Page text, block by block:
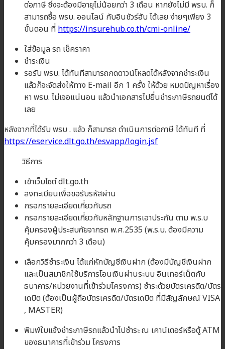
ต่อภาษี ซึ่งจะต้องมีอายุไม่น้อยกว่า 3 เดือน หากยังไม่มี พรบ. ก็
สามารถซื้อ พรบ. ออนไลน์ กับอินชัวร์ฮับ ได้เลย ง่ายๆเพียง 3
ขั้นตอน ที่ https://insurehub.co.th/cmi-online/
ใส่ข้อมูล รถ เช็คราคา
ชำระเงิน
รอรับ พรบ. ได้ทันทีสามารถกดดาวน์โหลดได้หลังจากชำระเงิน
แล้วก็จะจัดส่งให้ทาง E-mail อีก 1 ครั้ง ให้ด้วย หมดปัญหาเรื่อง
หา พรบ. ไม่เจอแน่นอน แล้วนำเอกสารไปยื่นชำระภาษีรถยนต์ได้
เลย
หลังจากที่ได้รับ พรบ . แล้ว ก็สามารถ ดำเนินการต่อภาษี ได้ทันที ที่
https://eservice.dlt.go.th/esvapp/login.jsf
วิธีการ
เข้าเว็บไซต์ dlt.go.th
ลงทะเบียนเพื่อขอรับรหัสผ่าน
กรอกรายละเอียดเกี่ยวกับรถ
กรอกรายละเอียดเกี่ยวกับหลักฐานการเอาประกัน ตาม พ.ร.บ
คุ้มครองผู้ประสบภัยจากรถ พ.ศ.2535 (พ.ร.บ. ต้องมีความ
คุ้มครองมากกว่า 3 เดือน)
เลือกวิธีชำระเงิน ได้แก่หักบัญชีเงินฝาก (ต้องมีบัญชีเงินฝาก
และเป็นสมาชิกใช้บริการโอนเงินผ่านระบบ อินเทอร์เน็ตกับ
ธนาคาร/หน่วยงานที่เข้าร่วมโครงการ) ชำระด้วยบัตรเครดิต/บัตร
เดบิต (ต้องเป็นผู้ถือบัตรเครดิต/บัตรเดบิต ที่มีสัญลักษณ์ VISA
, MASTER)
พิมพ์ใบแจ้งชำระภาษีรถแล้วนำไปชำระ ณ เคาน์เตอร์หรือตู้ ATM
ของธนาคารที่เข้าร่วม โครงการ